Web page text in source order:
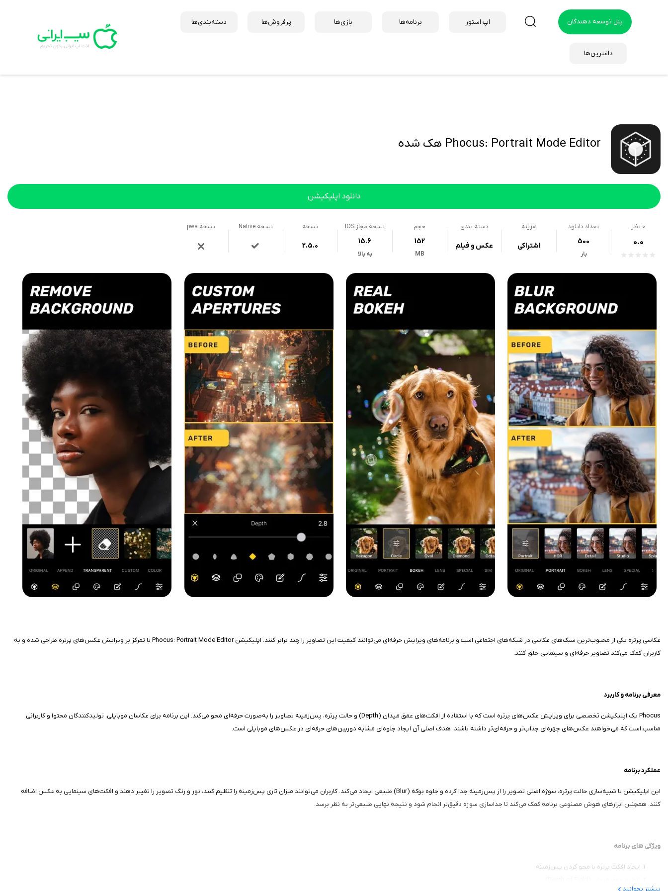
پنل توسعه دهندگان اپ استور برنامه‌ها بازی‌ها پرفروش‌ها دسته‌بندی‌ها
داغترین‌ها
Phocus: Portrait Mode Editor هک شده
دانلود اپلیکیشن
0 نظر
0.0
تعداد دانلود
500
بار
هزینه
اشتراکی
دسته بندی
عکس و فیلم
حجم
152
MB
نسخه مجاز IOS
15.6
به بالا
نسخه
2.5.0
نسخه Native نسخه pwa
عکاسی پرتره یکی از محبوب‌ترین سبک‌های عکاسی در شبکه‌های اجتماعی است و برنامه‌های ویرایش حرفه‌ای می‌توانند کیفیت این تصاویر را چند برابر کنند. اپلیکیشن Phocus: Portrait Mode Editor با تمرکز بر ویرایش عکس‌های پرتره طراحی شده و به
کاربران کمک می‌کند تصاویر حرفه‌ای و سینمایی خلق کنند.
معرفی برنامه و کاربرد
Phocus یک اپلیکیشن تخصصی برای ویرایش عکس‌های پرتره است که با استفاده از افکت‌های عمق میدان (Depth) و حالت پرتره، پس‌زمینه تصاویر را به‌صورت حرفه‌ای محو می‌کند. این برنامه برای عکاسان موبایلی، تولیدکنندگان محتوا و کاربرانی
مناسب است که می‌خواهند عکس‌های چهره‌ای جذاب‌تر و حرفه‌ای‌تر داشته باشند. هدف اصلی آن ایجاد جلوه‌ای مشابه دوربین‌های حرفه‌ای در عکس‌های موبایلی است.
عملکرد برنامه
این اپلیکیشن با شبیه‌سازی حالت پرتره، سوژه اصلی تصویر را از پس‌زمینه جدا کرده و جلوه بوکه (Blur) طبیعی ایجاد می‌کند. کاربران می‌توانند میزان تاری پس‌زمینه را تنظیم کنند، نور و رنگ تصویر را تغییر دهند و افکت‌های سینمایی به عکس اضافه
کنند. همچنین ابزارهای هوش مصنوعی برنامه کمک می‌کند تا جداسازی سوژه دقیق‌تر انجام شود و نتیجه نهایی طبیعی‌تر به نظر برسد.
ویژگی‌ های برنامه
ایجاد افکت پرتره با محو کردن پس‌زمینه
بیشتر بخوانید